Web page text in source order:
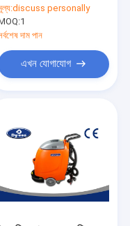
discuss personally
1
দাম পান
এখন যোগাযোগ